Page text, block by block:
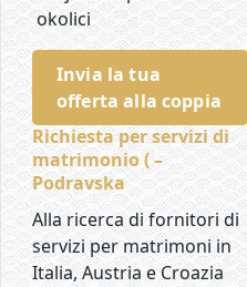
Invia la tua
offerta alla coppia
Richiesta per servizi di
matrimonio ( –
Podravska
Alla ricerca di fornitori di
servizi per matrimoni in
Italia, Austria e Croazia